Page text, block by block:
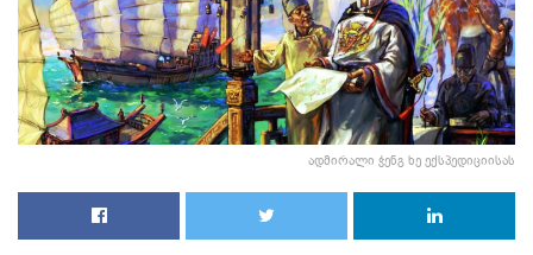
ადმირალი ჭენგ ხე ექსპედიციისას